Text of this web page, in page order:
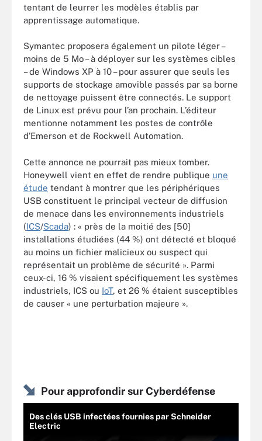
tentant de leurrer les modèles établis par
apprentissage automatique.
Symantec proposera également un pilote léger –
moins de 5 Mo – à déployer sur les systèmes cibles
– de Windows XP à 10 – pour assurer que seuls les
supports de stockage amovible passés par sa borne
de nettoyage puissent être connectés. Le support
de Linux est prévu pour l’an prochain. L’éditeur
mentionne notamment les postes de contrôle
d’Emerson et de Rockwell Automation.
Cette annonce ne pourrait pas mieux tomber.
Honeywell vient en effet de rendre publique une
étude tendant à montrer que les périphériques
USB constituent le principal vecteur de diffusion
de menace dans les environnements industriels
(ICS/Scada) : « près de la moitié des [50]
installations étudiées (44 %) ont détecté et bloqué
au moins un fichier malicieux ou suspect qui
représentait un problème de sécurité ». Parmi
ceux-ci, 16 % visaient spécifiquement les systèmes
industriels, ICS ou IoT, et 26 % étaient susceptibles
de causer « une perturbation majeure ».
Pour approfondir sur Cyberdéfense
Des clés USB infectées fournies par Schneider
Electric